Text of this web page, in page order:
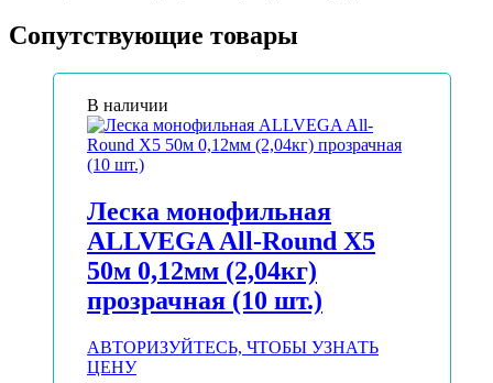
Сопутствующие товары
В наличии
Леска монофильная
ALLVEGA All-Round Х5
50м 0,12мм (2,04кг)
прозрачная (10 шт.)
АВТОРИЗУЙТЕСЬ, ЧТОБЫ УЗНАТЬ
ЦЕНУ